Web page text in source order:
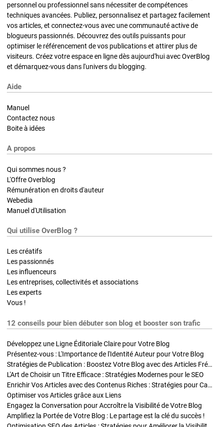
personnel ou professionnel sans nécessiter de compétences
techniques avancées. Publiez, personnalisez et partagez facilement
vos articles, et connectez-vous avec une communauté active de
blogueurs passionnés. Découvrez des outils puissants pour
optimiser le référencement de vos publications et attirer plus de
visiteurs. Créez votre espace en ligne dès aujourd'hui avec OverBlog
et démarquez-vous dans l'univers du blogging.
Aide
Manuel
Contactez nous
Boite à idées
A propos
Qui sommes nous ?
L'Offre Overblog
Rémunération en droits d'auteur
Webedia
Manuel d'Utilisation
Qui utilise OverBlog ?
Les créatifs
Les passionnés
Les influenceurs
Les entreprises, collectivités et associations
Les experts
Vous !
12 conseils pour bien débuter son blog et booster son trafic
Développez une Ligne Éditoriale Claire pour Votre Blog
Présentez-vous : L'Importance de l'Identité Auteur pour Votre Blog
Stratégies de Publication : Boostez Votre Blog avec des Articles Fréquents et Exclusifs
L'Art de Choisir un Titre Efficace : Stratégies Modernes pour le SEO
Enrichir Vos Articles avec des Contenus Riches : Stratégies pour Captiver et Optimiser
Optimiser vos Articles grâce aux Liens
Engagez la Conversation pour Accroître la Visibilité de Votre Blog
Amplifiez la Portée de Votre Blog : Le partage est la clé du succès !